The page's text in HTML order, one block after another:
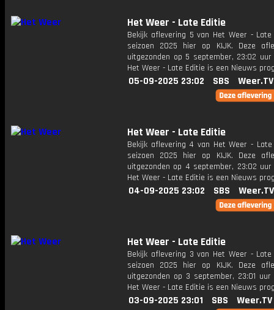
Het Weer - Late Editie
Bekijk aflevering 5 van Het Weer -
seizoen 2025 hier op KIJK. Deze
uitgezonden op 5 september, 23:02 uur
Het Weer - Late Editie is een Nieuws
05-09-2025 23:02 SBS Weer.TV
Het Weer - Late Editie
Bekijk aflevering 4 van Het Weer -
seizoen 2025 hier op KIJK. Deze
uitgezonden op 4 september, 23:02 uur
Het Weer - Late Editie is een Nieuws
04-09-2025 23:02 SBS Weer.TV
Het Weer - Late Editie
Bekijk aflevering 3 van Het Weer -
seizoen 2025 hier op KIJK. Deze
uitgezonden op 3 september, 23:01 uur
Het Weer - Late Editie is een Nieuws
03-09-2025 23:01 SBS Weer.TV